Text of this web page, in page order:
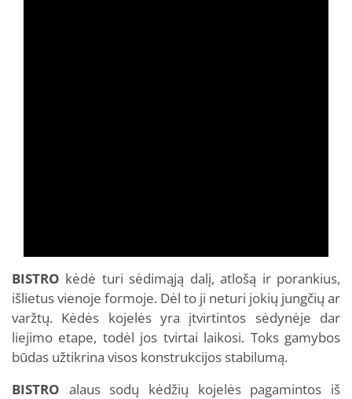
BISTRO kėdė turi sėdimąją dalį, atlošą ir porankius,
išlietus vienoje formoje. Dėl to ji neturi jokių jungčių ar
varžtų. Kėdės kojelės yra įtvirtintos sėdynėje dar
liejimo etape, todėl jos tvirtai laikosi. Toks gamybos
būdas užtikrina visos konstrukcijos stabilumą.
BISTRO alaus sodų kėdžių kojelės pagamintos iš